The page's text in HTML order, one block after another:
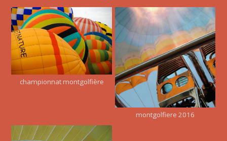
championnat montgolfière
montgolfiere 2016